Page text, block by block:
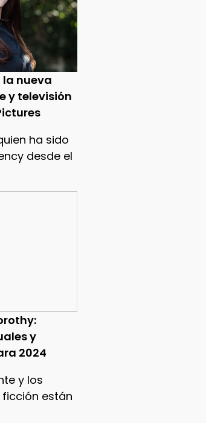
la nueva
y televisión
ha sido
desde el
y
2024
y los
están